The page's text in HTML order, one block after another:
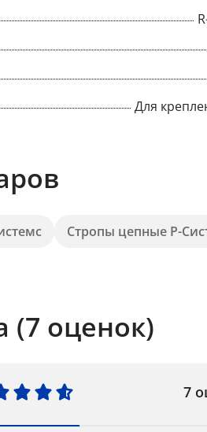
Для
Стропы цепные Р-
(7 оценок)
7